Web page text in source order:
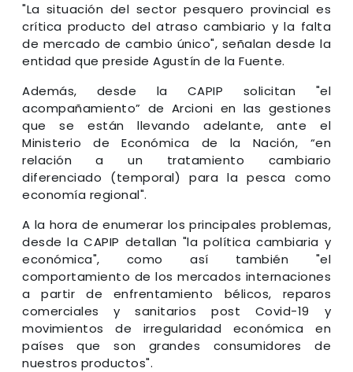
"La situación del sector pesquero provincial es
crítica producto del atraso cambiario y la falta
de mercado de cambio único", señalan desde la
entidad que preside Agustín de la Fuente.
Además, desde la CAPIP solicitan "el
acompañamiento” de Arcioni en las gestiones
que se están llevando adelante, ante el
Ministerio de Económica de la Nación, “en
relación a un tratamiento cambiario
diferenciado (temporal) para la pesca como
economía regional".
A la hora de enumerar los principales problemas,
desde la CAPIP detallan "la política cambiaria y
económica", como así también "el
comportamiento de los mercados internaciones
a partir de enfrentamiento bélicos, reparos
comerciales y sanitarios post Covid-19 y
movimientos de irregularidad económica en
países que son grandes consumidores de
nuestros productos".